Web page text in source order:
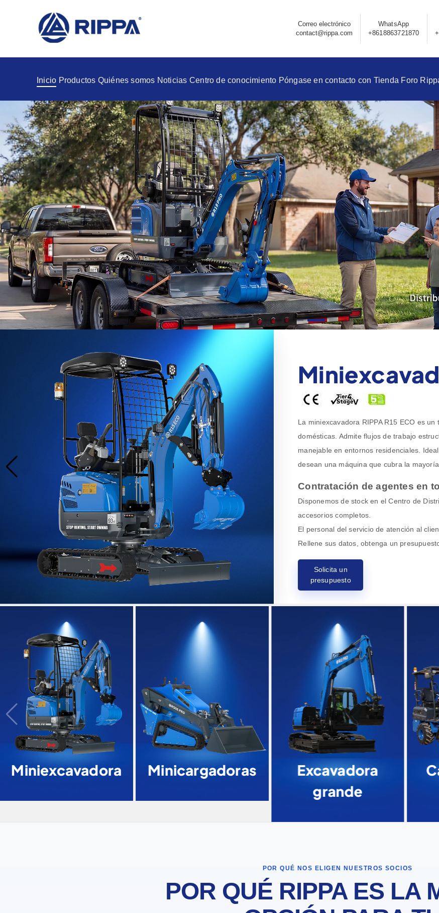
Correo electrónico
contact@rippa.com
WhatsApp
+8618863721870
Inicio Productos Quiénes somos Noticias Centro de conocimiento Póngase en contacto con Tienda Foro
La miniexcavadora RIPPA R15 ECO es
domésticas. Admite flujos de trabajo
manejable en entornos residenciales.
desean una máquina que cubra la
Contratación de agentes en
Disponemos de stock en el Centro de
accesorios completos.
El personal del servicio de atención al
Rellene sus datos, obtenga un
Solicita un
presupuesto
Miniexcavadora Minicargadoras
Excavadora
grande
POR QUÉ NOS ELIGEN NUESTROS SOCIOS
POR QUÉ RIPPA ES LA